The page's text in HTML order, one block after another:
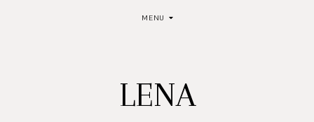
MENU
LENA